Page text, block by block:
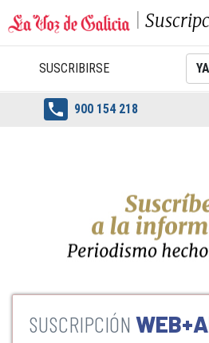
SUSCRIBIRSE
 900 154 218